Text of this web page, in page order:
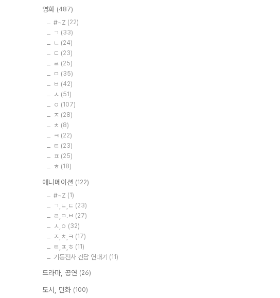
영화 (487)
#~Z (22)
ㄱ (33)
ㄴ (24)
ㄷ (23)
ㄹ (25)
ㅁ (35)
ㅂ (42)
ㅅ (51)
ㅇ (107)
ㅈ (28)
ㅊ (8)
ㅋ (22)
ㅌ (23)
ㅍ (25)
ㅎ (18)
애니메이션 (122)
#~Z (1)
ㄱ,ㄴ,ㄷ (23)
ㄹ,ㅁ.ㅂ (27)
ㅅ,ㅇ (32)
ㅈ,ㅊ,ㅋ (17)
ㅌ,ㅍ,ㅎ (11)
기동전사 건담 연대기 (11)
드라마, 공연 (26)
도서, 만화 (100)